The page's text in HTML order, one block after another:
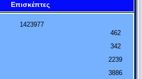
Επισκέπτες
1423977
462
342
2239
3886